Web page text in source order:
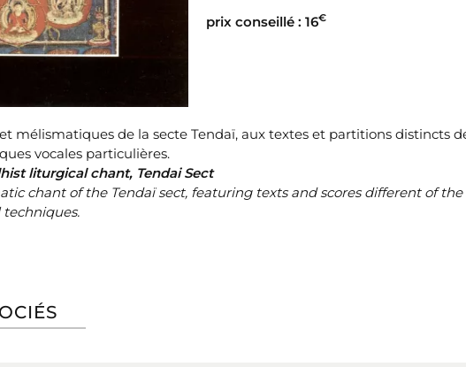
prix conseillé : 16€
mélismatiques de la secte Tendaï, aux textes et partitions distincts
vocales particulières.
liturgical chant, Tendai Sect
chant of the Tendaï sect, featuring texts and scores different of the